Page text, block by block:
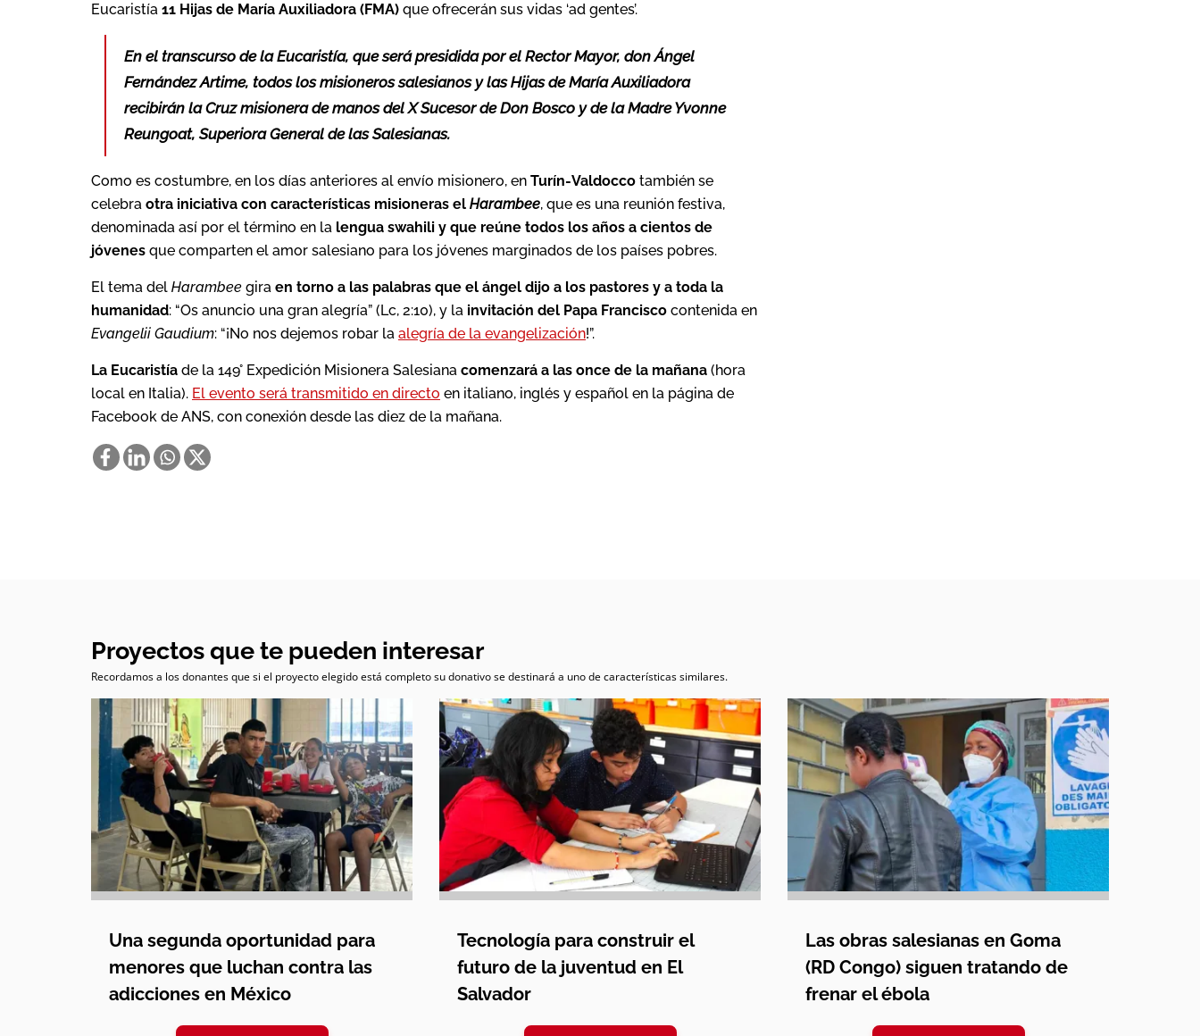
Eucaristía 11 Hijas de María Auxiliadora (FMA) que ofrecerán sus vidas ‘ad gentes’.
En el transcurso de la Eucaristía, que será presidida por el Rector Mayor, don Ángel
Fernández Artime, todos los misioneros salesianos y las Hijas de María Auxiliadora
recibirán la Cruz misionera de manos del X Sucesor de Don Bosco y de la Madre Yvonne
Reungoat, Superiora General de las Salesianas.
Como es costumbre, en los días anteriores al envío misionero, en Turín-Valdocco también se
celebra otra iniciativa con características misioneras el Harambee, que es una reunión festiva,
denominada así por el término en la lengua swahili y que reúne todos los años a cientos de
jóvenes que comparten el amor salesiano para los jóvenes marginados de los países pobres.
El tema del Harambee gira en torno a las palabras que el ángel dijo a los pastores y a toda la
humanidad: “Os anuncio una gran alegría” (Lc, 2:10), y la invitación del Papa Francisco contenida en
Evangelii Gaudium: “¡No nos dejemos robar la alegría de la evangelización!”.
La Eucaristía de la 149° Expedición Misionera Salesiana comenzará a las once de la mañana (hora
local en Italia). El evento será transmitido en directo en italiano, inglés y español en la página de
Facebook de ANS, con conexión desde las diez de la mañana.
Proyectos que te pueden interesar
Recordamos a los donantes que si el proyecto elegido está completo su donativo se destinará a uno de características similares.
Una segunda oportunidad para
menores que luchan contra las
adicciones en México
Tecnología para construir el
futuro de la juventud en El
Salvador
Las obras salesianas en Goma
(RD Congo) siguen tratando de
frenar el ébola